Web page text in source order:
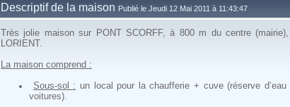
Descriptif de la maison Publié le Jeudi 12 Mai 2011 à 11:43:47
Très jolie maison sur PONT SCORFF, à 800 m du centre
LORIENT.
La maison comprend :
Sous-sol : un local pour la chaufferie + cuve (réserve
voitures).